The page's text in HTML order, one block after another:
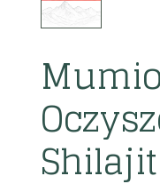
Mumio